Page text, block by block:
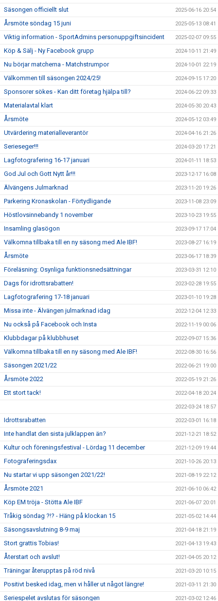
Säsongen officiellt slut 2025-06-16 20:54
Årsmöte söndag 15 juni 2025-05-13 08:41
Viktig information - SportAdmins personuppgiftsincident 2025-02-07 09:55
Köp & Sälj - Ny Facebook grupp 2024-10-11 21:49
Nu börjar matcherna - Matchstrumpor 2024-10-01 22:19
Välkommen till säsongen 2024/25! 2024-09-15 17:20
Sponsorer sökes - Kan ditt företag hjälpa till? 2024-06-22 09:33
Materialavtal klart 2024-05-30 20:43
Årsmöte 2024-05-12 03:49
Utvärdering materialleverantör 2024-04-16 21:26
Serieseger!!! 2024-03-20 17:21
Lagfotografering 16-17 januari 2024-01-11 18:53
God Jul och Gott Nytt år!!! 2023-12-17 16:08
Älvängens Julmarknad 2023-11-20 19:26
Parkering Kronaskolan - Förtydligande 2023-11-08 23:09
Höstlovsinnebandy 1 november 2023-10-23 19:55
Insamling glasögon 2023-09-17 17:04
Välkomna tillbaka till en ny säsong med Ale IBF! 2023-08-27 16:19
Årsmöte 2023-06-17 18:39
Föreläsning: Osynliga funktionsnedsättningar 2023-03-31 12:10
Dags för idrottsrabatten! 2023-02-28 19:55
Lagfotografering 17-18 januari 2023-01-10 19:28
Missa inte - Älvängen julmarknad idag 2022-12-04 12:33
Nu också på Facebook och Insta 2022-11-19 00:06
Klubbdagar på klubbhuset 2022-09-07 15:36
Välkomna tillbaka till en ny säsong med Ale IBF! 2022-08-30 16:56
Säsongen 2021/22 2022-06-21 19:00
Årsmöte 2022 2022-05-19 21:26
Ett stort tack! 2022-04-18 20:24
2022-03-24 18:57
Idrottsrabatten 2022-03-01 16:18
Inte handlat den sista julklappen än? 2021-12-21 18:52
Kultur och föreningsfestival - Lördag 11 december 2021-12-09 19:44
Fotograferingsdax 2021-10-26 20:13
Nu startar vi upp säsongen 2021/22! 2021-08-19 22:12
Årsmöte 2021 2021-06-10 06:42
Köp EM tröja - Stötta Ale IBF 2021-06-07 20:01
Tråkig söndag ?!? - Häng på klockan 15 2021-05-02 14:44
Säsongsavslutning 8-9 maj 2021-04-18 21:19
Stort grattis Tobias! 2021-04-13 19:43
Återstart och avslut! 2021-04-05 20:12
Träningar återupptas på röd nivå 2021-03-20 10:15
Positivt besked idag, men vi håller ut något längre! 2021-03-11 21:30
Seriespelet avslutas för säsongen 2021-03-02 12:46